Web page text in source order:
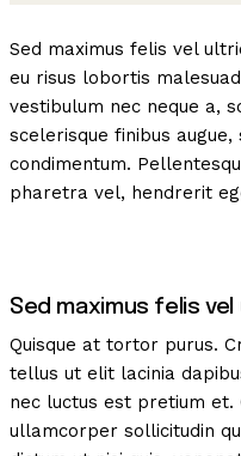
Sed maximus felis vel
eu risus lobortis
vestibulum nec neque a,
scelerisque finibus
condimentum.
pharetra vel, hendrerit
Sed maximus felis
Quisque at tortor purus.
tellus ut elit lacinia
nec luctus est pretium
ullamcorper sollicitudin